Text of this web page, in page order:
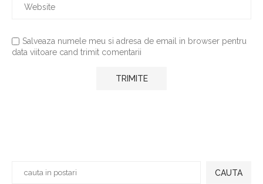
Salveaza numele meu si adresa de email in browser pentru
data viitoare cand trimit comentarii
CAUTA